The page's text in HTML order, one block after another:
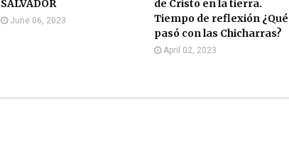
SALVADOR
June 06, 2023
de Cristo en la tierra.
Tiempo de reflexión ¿Qué
pasó con las Chicharras?
April 02, 2023